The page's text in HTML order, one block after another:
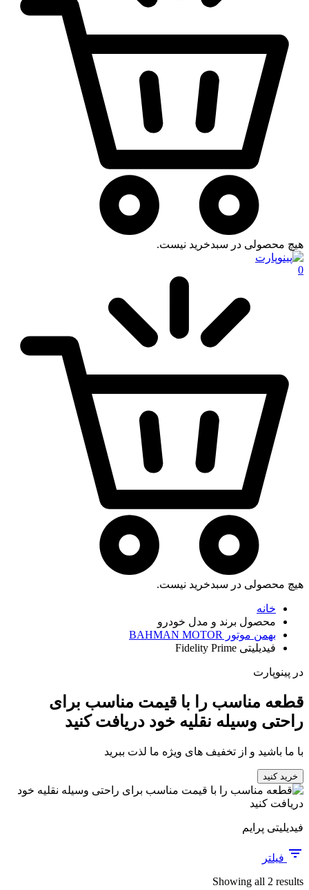
هیچ محصولی در سبدخرید نیست.
0
هیچ محصولی در سبدخرید نیست.
خانه
محصول برند و مدل خودرو
بهمن موتور BAHMAN MOTOR
فیدیلیتی Fidelity Prime
در پینوپارت
قطعه مناسب را با قیمت مناسب برای
راحتی وسیله نقلیه خود دریافت کنید
با ما باشید و از تخفیف های ویژه ما لذت ببرید
خرید کنید
فیدیلیتی پرایم
فیلتر
Showing all 2 results